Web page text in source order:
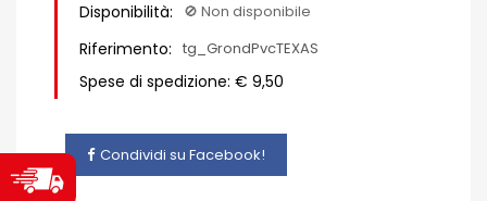
Disponibilità: 🚫​ Non disponibile
Riferimento: tg_GrondPvcTEXAS
Spese di spedizione: € 9,50
Condividi su Facebook!